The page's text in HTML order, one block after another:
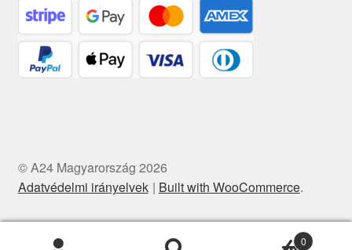
© A24 Magyarország 2026
Adatvédelmi irányelvek
Built with WooCommerce.
0